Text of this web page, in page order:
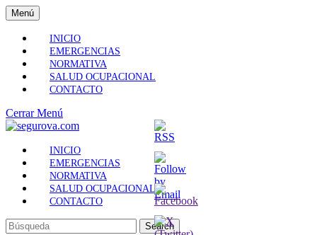
Skip
to
content
Skip
Content
MenúMenú
INICIO
EMERGENCIAS
NORMATIVA
SALUD OCUPACIONAL
CONTACTO
Cerrar Menú
Menú
INICIO
EMERGENCIAS
NORMATIVA
SALUD OCUPACIONAL
CONTACTO
Search